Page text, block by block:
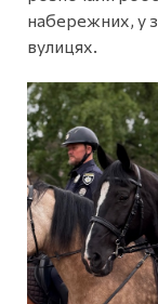
набережних, у
вулицях.